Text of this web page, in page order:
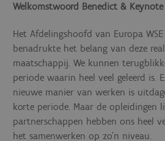
Welkomstwoord Benedict &
Het Afdelingshoofd van Europa
benadrukte het belang van deze
maatschappij. We kunnen
periode waarin heel veel geleerd is.
nieuwe manier van werken is
korte periode. Maar de opleidingen
partnerschappen hebben ons heel
het samenwerken op zo’n niveau.